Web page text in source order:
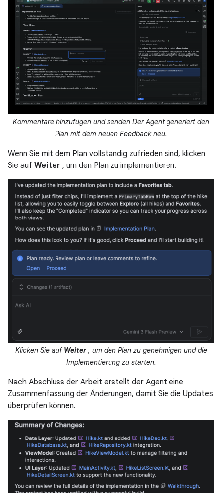
Kommentare hinzufügen und senden Der Agent generiert den
Plan mit dem neuen Feedback neu.
Wenn Sie mit dem Plan vollständig zufrieden sind, klicken
Sie auf Weiter , um den Plan zu implementieren.
Klicken Sie auf Weiter, um den Plan zu genehmigen und die
Implementierung zu starten.
Nach Abschluss der Arbeit erstellt der Agent eine
Zusammenfassung der Änderungen, damit Sie die Updates
überprüfen können.